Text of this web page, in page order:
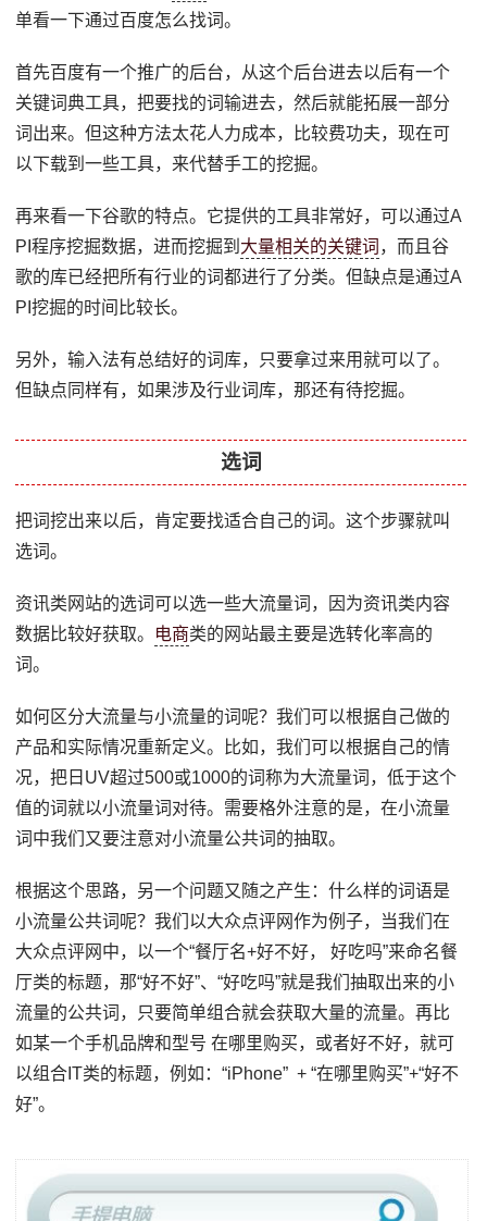
单看一下通过百度怎么找词。
首先百度有一个推广的后台，从这个后台进去以后有一个
关键词典工具，把要找的词输进去，然后就能拓展一部分
词出来。但这种方法太花人力成本，比较费功夫，现在可
以下载到一些工具，来代替手工的挖掘。
再来看一下谷歌的特点。它提供的工具非常好，可以通过A
PI程序挖掘数据，进而挖掘到 大量相关的关键词 ，而且谷
歌的库已经把所有行业的词都进行了分类。但缺点是通过A
PI挖掘的时间比较长。
另外，输入法有总结好的词库，只要拿过来用就可以了。
但缺点同样有，如果涉及行业词库，那还有待挖掘。
选词
把词挖出来以后，肯定要找适合自己的词。这个步骤就叫
选词。
资讯类网站的选词可以选一些大流量词，因为资讯类内容
数据比较好获取。 电商类的网站最主要是选转化率高的
词。
如何区分大流量与小流量的词呢？我们可以根据自己做的
产品和实际情况重新定义。比如，我们可以根据自己的情
况，把日UV超过500或1000的词称为大流量词，低于这个
值的词就以小流量词对待。需要格外注意的是，在小流量
词中我们又要注意对小流量公共词的抽取。
根据这个思路，另一个问题又随之产生：什么样的词语是
小流量公共词呢？我们以大众点评网作为例子，当我们在
大众点评网中，以一个“餐厅名+好不好， 好吃吗”来命名餐
厅类的标题，那“好不好”、“好吃吗”就是我们抽取出来的小
流量的公共词，只要简单组合就会获取大量的流量。再比
如某一个手机品牌和型号 在哪里购买，或者好不好，就可
以组合IT类的标题，例如：“iPhone” + “在哪里购买”+“好不
好”。